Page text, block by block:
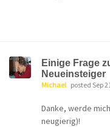
Einige Frage
Neueinsteiger
Michael posted Sep
Danke, werde
neugierig)!